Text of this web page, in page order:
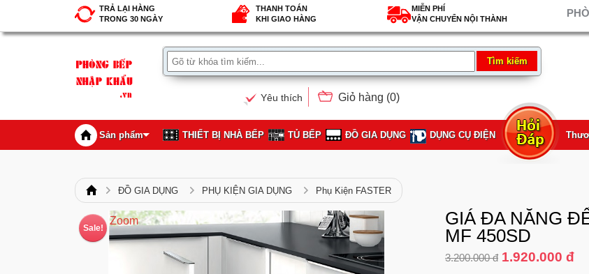
TRẢ LẠI HÀNG
TRONG 30 NGÀY
THANH TOÁN
KHI GIAO HÀNG
MIỄN PHÍ
VẬN CHUYỂN NỘI THÀNH
Giỏ hàng (0)
Yêu thích
Sản phẩm THIẾT BỊ NHÀ BẾP TỦ BẾP ĐỒ GIA DỤNG DỤNG CỤ ĐIỆN
ĐỒ GIA DỤNG PHỤ KIỆN GIA DỤNG Phụ Kiện FASTER
Sale!
Zoom
GIÁ ĐA NĂNG
MF 450SD
3.200.000 đ 1.920.000 đ